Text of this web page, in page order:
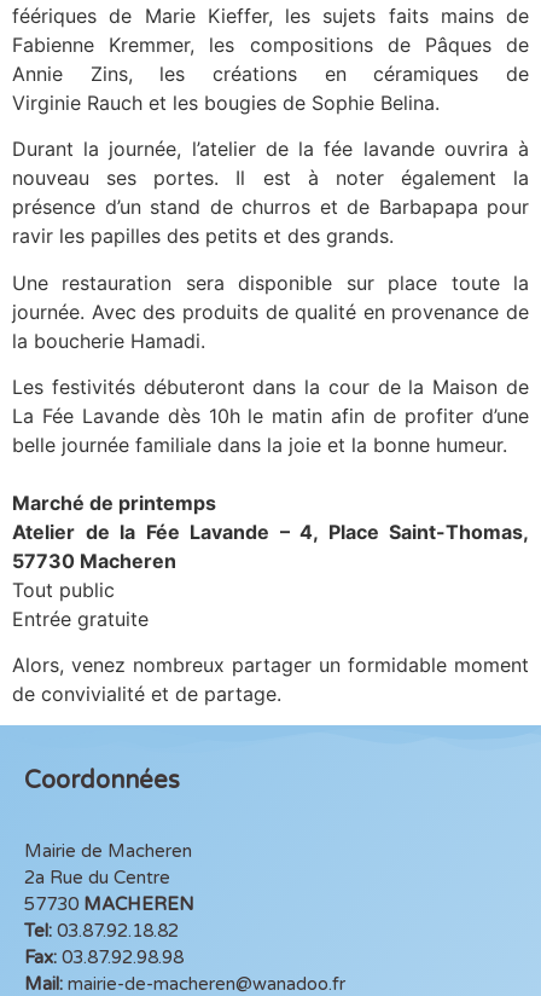
féériques de Marie Kieffer, les sujets faits mains de
Fabienne Kremmer, les compositions de Pâques de
Annie Zins, les créations en céramiques de
Virginie Rauch et les bougies de Sophie Belina.
Durant la journée, l’atelier de la fée lavande ouvrira à
nouveau ses portes. Il est à noter également la
présence d’un stand de churros et de Barbapapa pour
ravir les papilles des petits et des grands.
Une restauration sera disponible sur place toute la
journée. Avec des produits de qualité en provenance de
la boucherie Hamadi.
Les festivités débuteront dans la cour de la Maison de
La Fée Lavande dès 10h le matin afin de profiter d’une
belle journée familiale dans la joie et la bonne humeur.
Marché de printemps
Atelier de la Fée Lavande – 4, Place Saint-Thomas,
57730 Macheren
Tout public
Entrée gratuite
Alors, venez nombreux partager un formidable moment
de convivialité et de partage.
Coordonnées
Mairie de Macheren
2a Rue du Centre
57730 MACHEREN
Tel: 03.87.92.18.82
Fax: 03.87.92.98.98
Mail: mairie-de-macheren@wanadoo.fr